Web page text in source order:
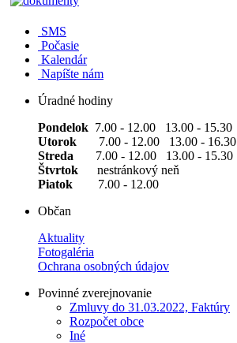
SMS
Počasie
Kalendár
Napíšte nám
Úradné hodiny
Pondelok 7.00 - 12.00 13.00 - 15.30
Utorok
7.00 - 12.00 13.00 - 16.30
Streda 7.00 - 12.00 13.00 - 15.30
Štvrtok
nestránkový neň
Piatok 7.00 - 12.00
Občan
Aktuality
Fotogaléria
Ochrana osobných údajov
Povinné zverejnovanie
Zmluvy do 31.03.2022, Faktúry
Rozpočet obce
Iné